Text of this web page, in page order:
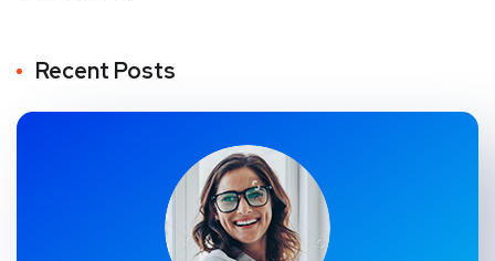
Recent Posts